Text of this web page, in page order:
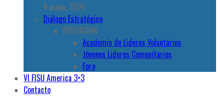
4 mayo, 2026
Diálogo Estratégico
EDUCACION
Academia de Lideres Voluntarios
Jóvenes Lideres Comunitarios
Foro
VI FISU America 3×3
Contacto